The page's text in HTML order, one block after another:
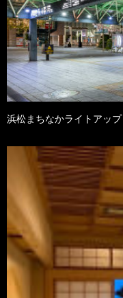
浜松まちなかライトアップ